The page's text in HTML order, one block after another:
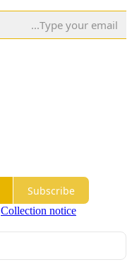
Subscribe
Collection notice